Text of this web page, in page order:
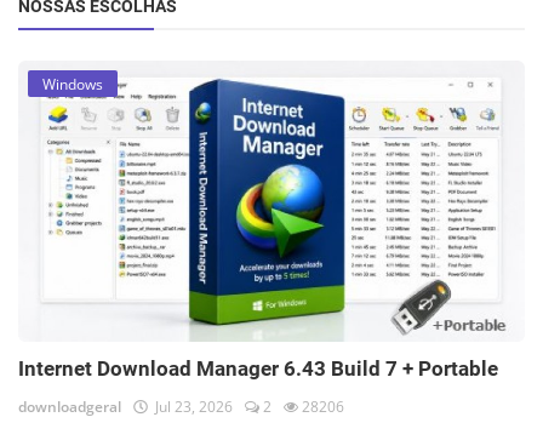
NOSSAS ESCOLHAS
Windows
Internet Download Manager 6.43 Build 7 + Portable
downloadgeral Jul 23, 2026 2 28206